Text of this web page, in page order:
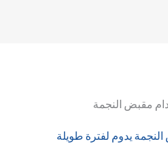
مقبض النجمة
يدوم لفترة طويلة